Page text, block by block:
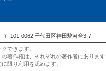
101-0062 千代田区神田駿河台3-7
できます。
著作権は、それぞれの著作者にありま
限り利用を認めます。